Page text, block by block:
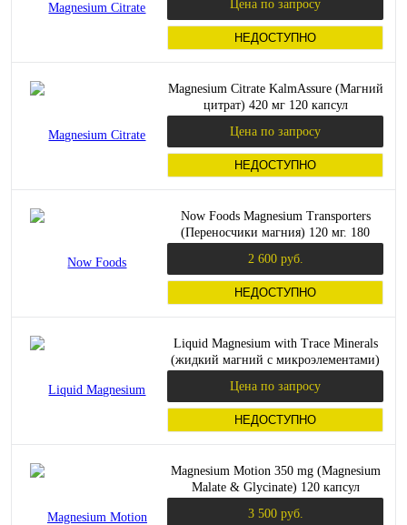
Цена по запросу
НЕДОСТУПНО
Magnesium Citrate KalmAssure (Магний
цитрат) 420 мг 120 капсул
Цена по запросу
НЕДОСТУПНО
Now Foods Magnesium Transporters
(Переносчики магния) 120 мг. 180
2 600 руб.
НЕДОСТУПНО
Liquid Magnesium with Trace Minerals
(жидкий магний с микроэлементами)
Цена по запросу
НЕДОСТУПНО
Magnesium Motion 350 mg (Magnesium
Malate & Glycinate) 120 капсул
3 500 руб.